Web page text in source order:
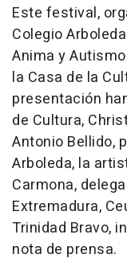
Este festival,
Colegio
Anima y
la Casa de la
presentación
de Cultura,
Antonio Bellido,
Arboleda, la
Carmona,
Extremadura,
Trinidad Bravo,
nota de prensa.